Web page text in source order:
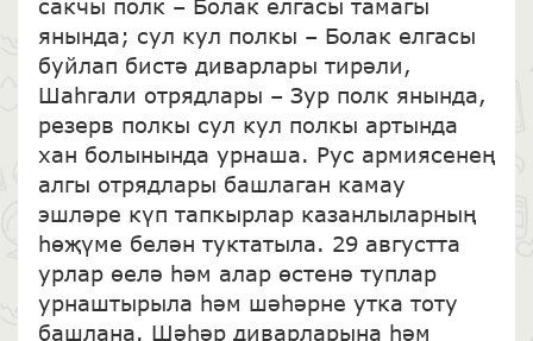
сакчы полк – Болак елгасы тамагы
янында; сул кул полкы – Болак елгасы
буйлап бистә диварлары тирәли,
Шаһгали отрядлары – Зур полк янында,
резерв полкы сул кул полкы артында
хан болынында урнаша. Рус армиясенең
алгы отрядлары башлаган камау
эшләре күп тапкырлар казанлыларның
һөҗүме белән туктатыла. 29 августта
урлар өелә һәм алар өстенә туплар
урнаштырыла һәм шәһәрне утка тоту
башлана. Шәһәр диварларына һәм